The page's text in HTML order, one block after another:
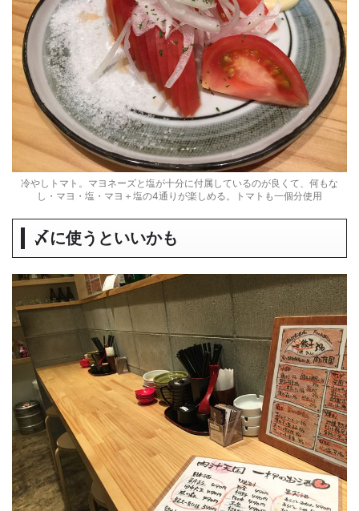
冷やしトマト。マヨネーズと塩が十分に付属しているのが良くて、何もな
し・マヨ・塩・マヨ＋塩の4通りが楽しめる。トマトも一個分使用
〆に使うといいかも